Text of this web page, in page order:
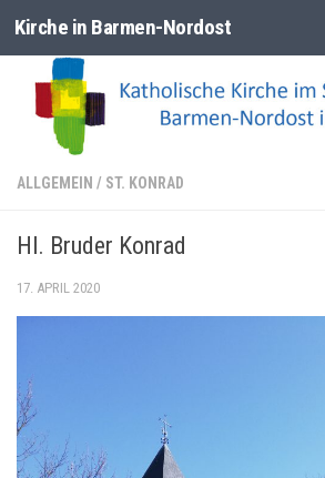
Zum Inhalt springen
Kirche in Barmen-Nordost
ALLGEMEIN / ST. KONRAD
Hl. Bruder Konrad
17. APRIL 2020